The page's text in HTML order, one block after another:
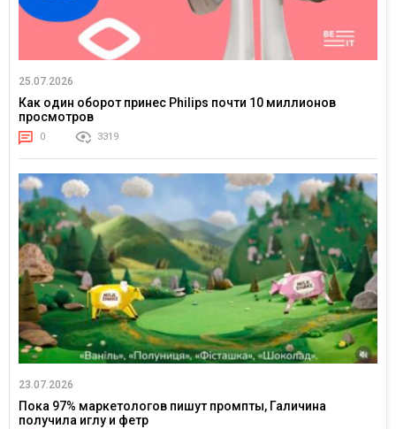
25.07.2026
Как один оборот принес Philips почти 10 миллионов
просмотров
0 3319
23.07.2026
Пока 97% маркетологов пишут промпты, Галичина
получила иглу и фетр